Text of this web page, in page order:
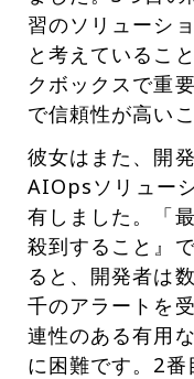
習のソリューシ
と考えているこ
クボックスで重
で信頼性が高い
彼女はまた、開
AIOpsソリュー
有しました。「
殺到すること』
ると、開発者は
千のアラートを
連性のある有用
に困難です。2